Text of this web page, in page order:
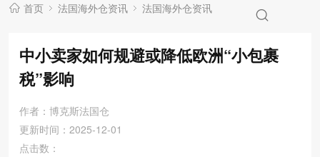
首页 法国海外仓资讯 法国海外仓资讯
中小卖家如何规避或降低欧洲“小包裹
税”影响
作者：博克斯法国仓
更新时间：2025-12-01
点击数：